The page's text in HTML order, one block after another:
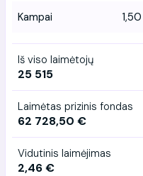
Kampai
Iš viso laimėtojų
25 515
Laimėtas prizinis fondas
62 728,50 €
Vidutinis laimėjimas
2,46 €